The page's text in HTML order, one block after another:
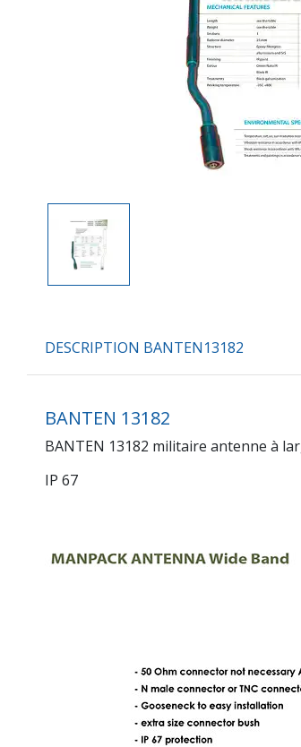
DESCRIPTION BANTEN13182
BANTEN 13182
BANTEN 13182 militaire antenne à
IP 67